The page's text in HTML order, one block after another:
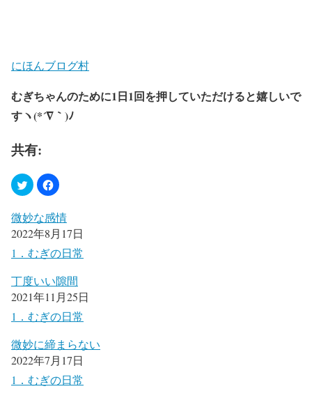
にほんブログ村
むぎちゃんのために1日1回を押していただけると嬉しいで
すヽ(*´∇｀)ﾉ
共有:
微妙な感情
2022年8月17日
1．むぎの日常
丁度いい隙間
2021年11月25日
1．むぎの日常
微妙に締まらない
2022年7月17日
1．むぎの日常